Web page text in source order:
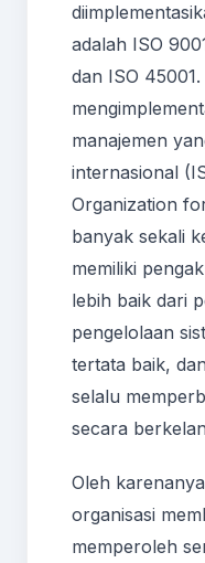
adalah ISO
dan ISO
manajemen
internasional
Organization
banyak sekali
memiliki
lebih baik dari
pengelolaan
tertata baik,
selalu
secara
Oleh
organisasi
memperoleh